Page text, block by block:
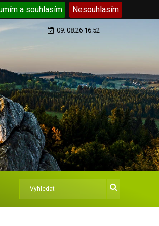
a souhlasím Nesouhlasím
09. 08.26 16:52